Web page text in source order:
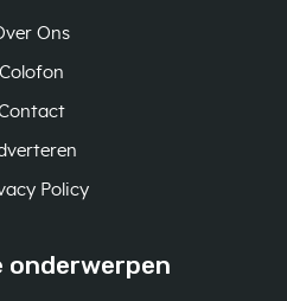
Ons
Colofon
Policy
onderwerpen